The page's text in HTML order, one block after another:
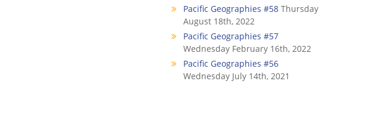
Pacific Geographies #58 Thursday
August 18th, 2022
Pacific Geographies #57
Wednesday February 16th, 2022
Pacific Geographies #56
Wednesday July 14th, 2021